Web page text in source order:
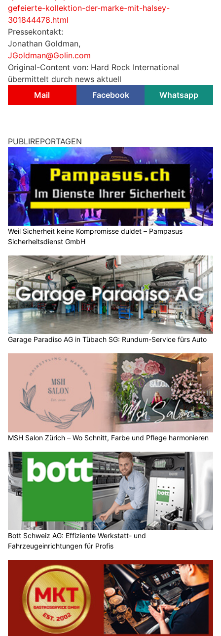
gefeierte-kollektion-der-marke-mit-halsey-
301844478.html
Pressekontakt:
Jonathan Goldman,
JGoldman@Golin.com
Original-Content von: Hard Rock International
übermittelt durch news aktuell
Mail
Facebook Whatsapp
PUBLIREPORTAGEN
Weil Sicherheit keine Kompromisse duldet – Pampasus
Sicherheitsdienst GmbH
Garage Paradiso AG in Tübach SG: Rundum-Service fürs Auto
MSH Salon Zürich – Wo Schnitt, Farbe und Pflege harmonieren
Bott Schweiz AG: Effiziente Werkstatt- und
Fahrzeugeinrichtungen für Profis